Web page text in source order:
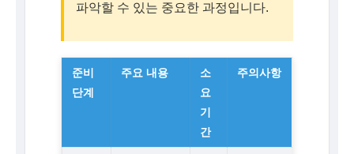
파악할 수 있는 중요한 과정입니다.
준비
단계
주요 내용
소
요
기
간
주의사항